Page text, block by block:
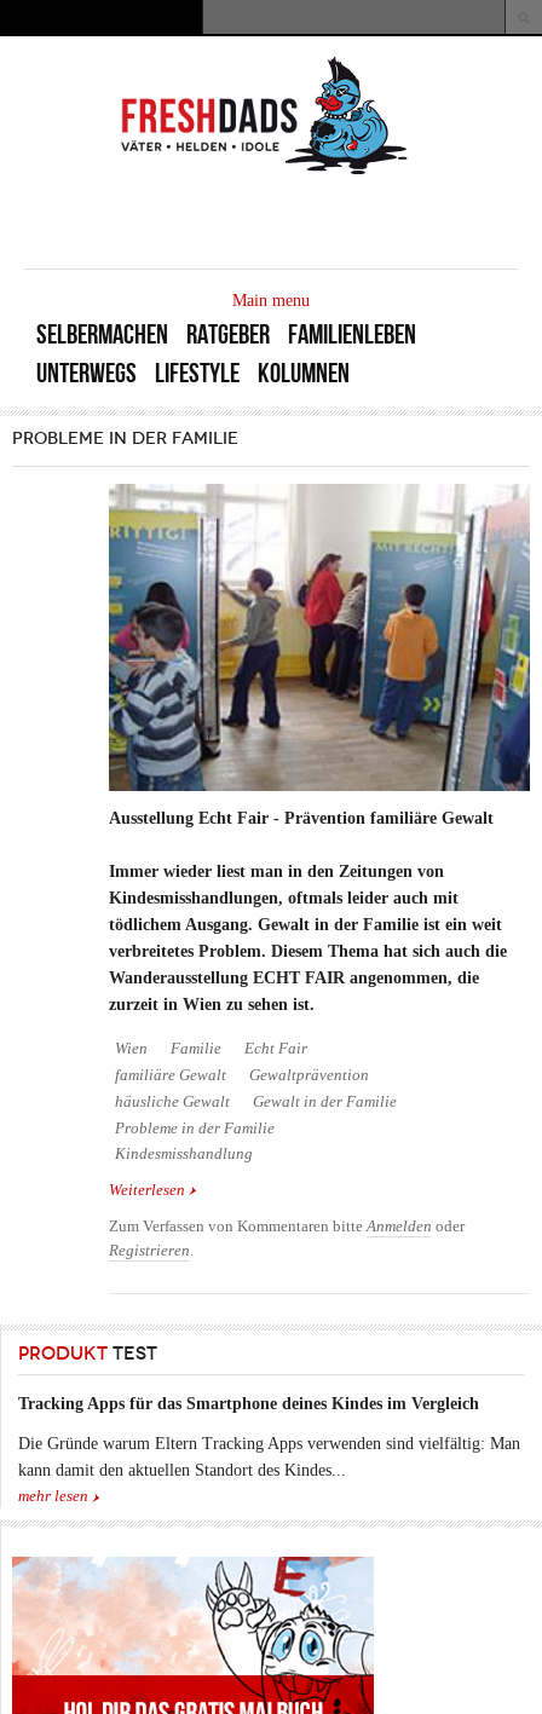
Suchformular
Main menu
SELBERMACHEN RATGEBER
FAMILIENLEBEN
UNTERWEGS
LIFESTYLE KOLUMNEN
PROBLEME IN DER FAMILIE
Ausstellung Echt Fair - Prävention familiäre Gewalt
Immer wieder liest man in den Zeitungen von
Kindesmisshandlungen, oftmals leider auch mit
tödlichem Ausgang. Gewalt in der Familie ist ein weit
verbreitetes Problem. Diesem Thema hat sich auch die
Wanderausstellung ECHT FAIR angenommen, die
zurzeit in Wien zu sehen ist.
Wien Familie
Echt Fair
familiäre Gewalt
Gewaltprävention
häusliche Gewalt
Gewalt in der Familie
Probleme in der Familie
Kindesmisshandlung
Weiterlesen über Ausstellung Echt Fair - Prävention familiäre
Zum Verfassen von Kommentaren bitteAnmelden oder
Registrieren.
PRODUKT TEST
Tracking Apps für das Smartphone deines Kindes im Vergleich
Die Gründe warum Eltern Tracking Apps verwenden sind vielfältig: Man
kann damit den aktuellen Standort des Kindes...
mehr lesen